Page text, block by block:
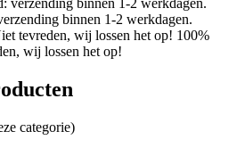
binnen 1-2 werkdagen.
100%
wij lossen het op!
categorie)